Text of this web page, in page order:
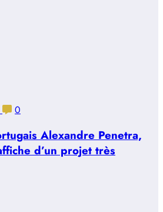
0
Alexandre Penetra,
d’un projet très